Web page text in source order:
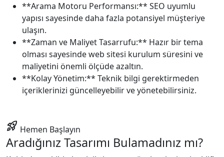
**Arama Motoru Performansı:** SEO uyumlu
yapısı sayesinde daha fazla potansiyel müşteriye
ulaşın.
**Zaman ve Maliyet Tasarrufu:** Hazır bir tema
olması sayesinde web sitesi kurulum süresini ve
maliyetini önemli ölçüde azaltın.
**Kolay Yönetim:** Teknik bilgi gerektirmeden
içeriklerinizi güncelleyebilir ve yönetebilirsiniz.
rocket_launch Hemen Başlayın
Aradığınız Tasarımı Bulamadınız mı?